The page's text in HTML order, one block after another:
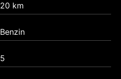
20 km
Benzin
5